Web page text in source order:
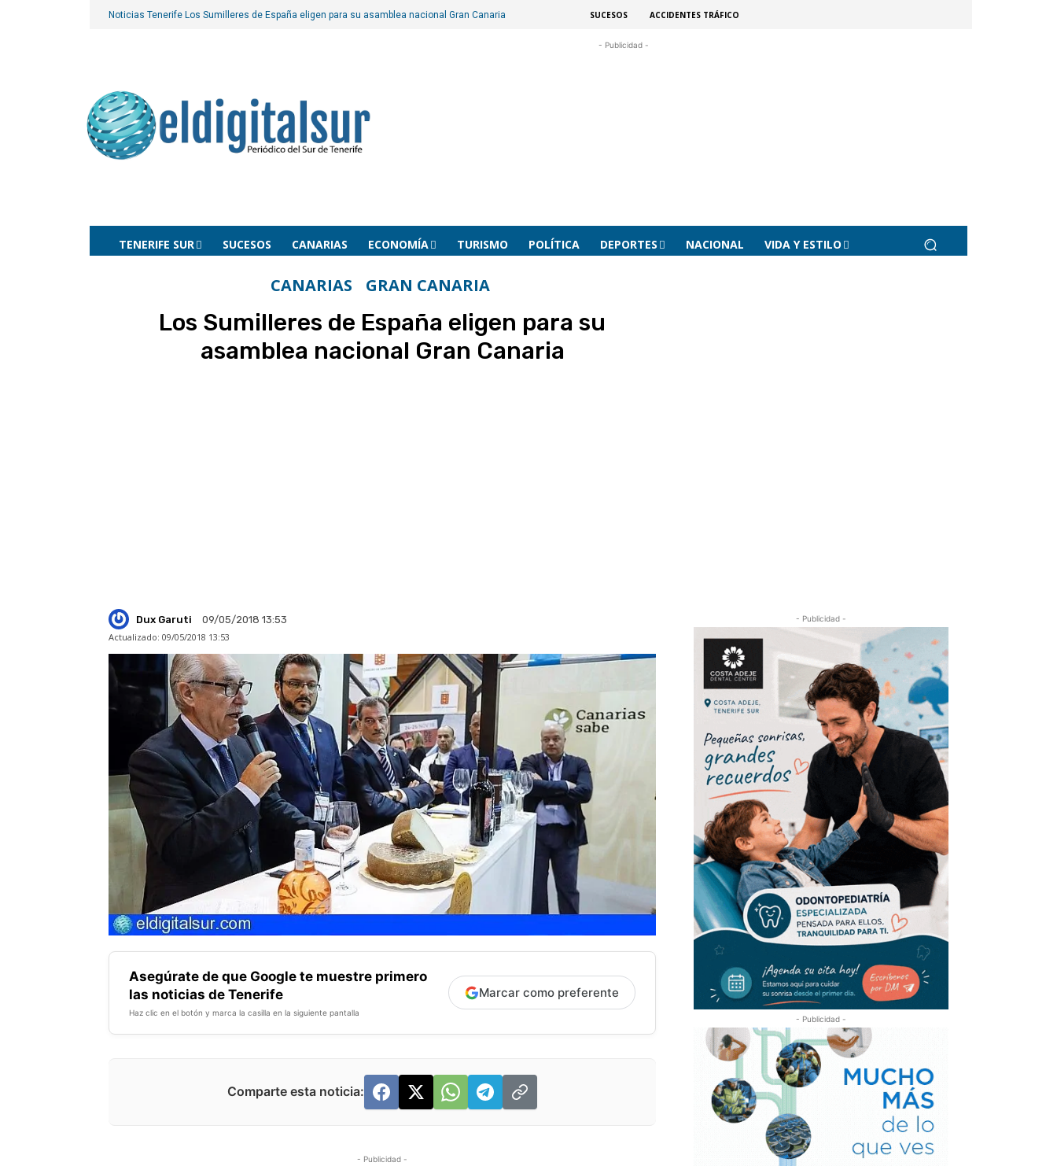
Noticias Tenerife Los Sumilleres de España eligen para su asamblea nacional Gran Canaria SUCESOS ACCIDENTES TRÁFICO
- Publicidad -
TENERIFE SUR SUCESOS CANARIAS ECONOMÍA TURISMO POLÍTICA DEPORTES NACIONAL VIDA Y ESTILO
CANARIAS GRAN CANARIA
Los Sumilleres de España eligen para su
asamblea nacional Gran Canaria
Dux Garuti
09/05/2018 13:53
Actualizado: 09/05/2018 13:53
Asegúrate de que Google te muestre primero
las noticias de Tenerife
Haz clic en el botón y marca la casilla en la siguiente pantalla
Marcar como preferente
Comparte esta noticia:
- Publicidad -
- Publicidad -
- Publicidad -